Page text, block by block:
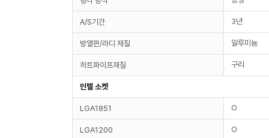
A/S기간 3년
방열판/라디 재질 알루미늄
히트파이프재질 구리
인텔 소켓
LGA1851 O
LGA1200 O